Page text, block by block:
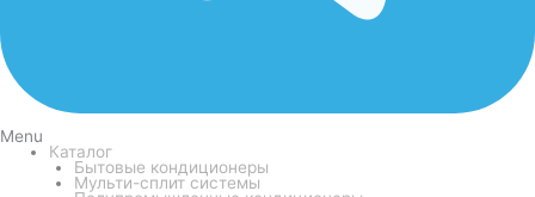
Menu
Каталог
Бытовые кондиционеры
Мульти-сплит системы